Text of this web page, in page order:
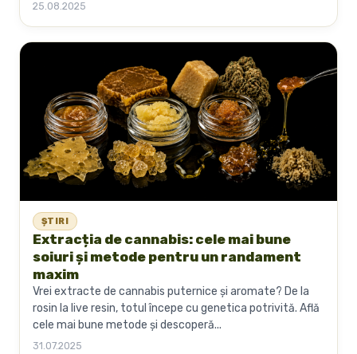
25.08.2025
ȘTIRI
Extracția de cannabis: cele mai bune
soiuri și metode pentru un randament
maxim
Vrei extracte de cannabis puternice și aromate? De la
rosin la live resin, totul începe cu genetica potrivită. Află
cele mai bune metode și descoperă...
31.07.2025